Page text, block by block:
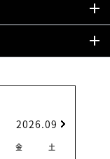
2026.09
金 土